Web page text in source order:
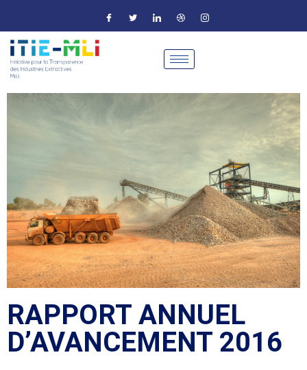
RAPPORT ANNUEL
D’AVANCEMENT 2016